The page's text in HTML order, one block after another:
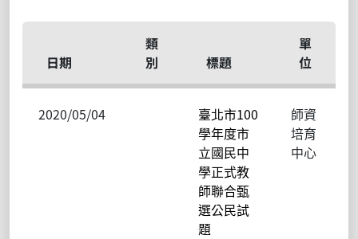
日期
類
別
標題
單
位
2020/05/04
臺北市100
學年度市
立國民中
學正式教
師聯合甄
選公民試
題
師資
培育
中心